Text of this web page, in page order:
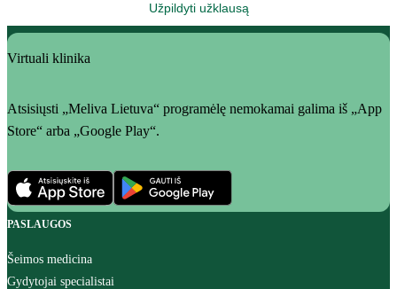
Užpildyti užklausą
Virtuali klinika
Atsisiųsti „Meliva Lietuva“ programėlę nemokamai galima iš „App
Store“ arba „Google Play“.
PASLAUGOS
Šeimos medicina
Gydytojai specialistai